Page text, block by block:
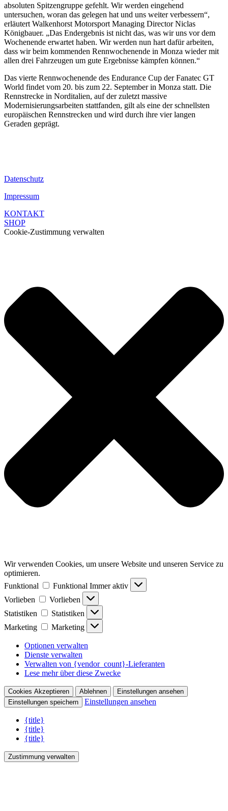
absoluten Spitzengruppe gefehlt. Wir werden eingehend
untersuchen, woran das gelegen hat und uns weiter verbessern“,
erläutert Walkenhorst Motorsport Managing Director Niclas
Königbauer. „Das Endergebnis ist nicht das, was wir uns vor dem
Wochenende erwartet haben. Wir werden nun hart dafür arbeiten,
dass wir beim kommenden Rennwochenende in Monza wieder mit
allen drei Fahrzeugen um gute Ergebnisse kämpfen können.“
Das vierte Rennwochenende des Endurance Cup der Fanatec GT
World findet vom 20. bis zum 22. September in Monza statt. Die
Rennstrecke in Norditalien, auf der zuletzt massive
Modernisierungsarbeiten stattfanden, gilt als eine der schnellsten
europäischen Rennstrecken und wird durch ihre vier langen
Geraden geprägt.
Datenschutz
Impressum
KONTAKT
SHOP
Cookie-Zustimmung verwalten
Wir verwenden Cookies, um unsere Website und unseren Service zu
optimieren.
Funktional
Funktional Immer aktiv
Vorlieben
Vorlieben
Statistiken
Statistiken
Marketing
Marketing
Optionen verwalten
Dienste verwalten
Verwalten von {vendor_count}-Lieferanten
Lese mehr über diese Zwecke
Cookies Akzeptieren Ablehnen
Einstellungen ansehen
Einstellungen speichern
Einstellungen ansehen
{title}
{title}
{title}
Zustimmung verwalten